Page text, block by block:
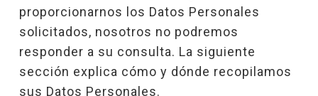
proporcionarnos los Datos Personales
solicitados, nosotros no podremos
responder a su consulta. La siguiente
sección explica cómo y dónde recopilamos
sus Datos Personales.